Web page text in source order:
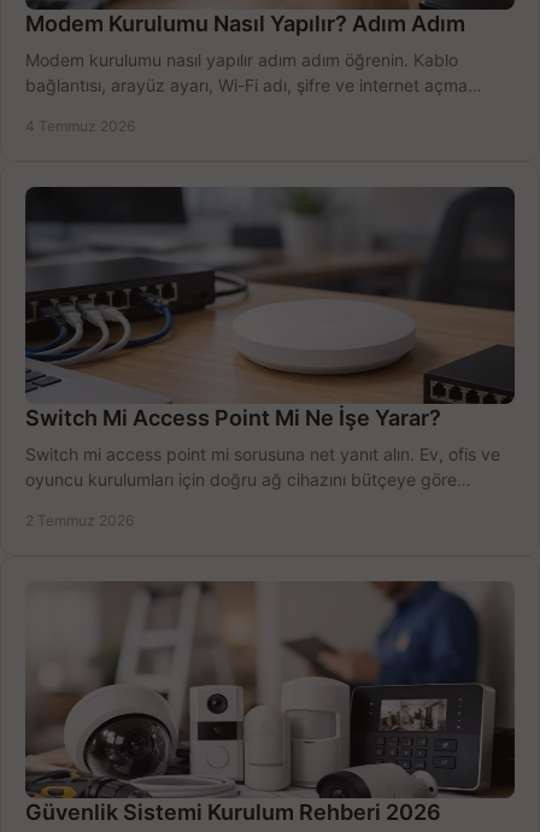
Modem Kurulumu Nasıl Yapılır? Adım Adım
Modem kurulumu nasıl yapılır adım adım öğrenin. Kablo
bağlantısı, arayüz ayarı, Wi-Fi adı, şifre ve internet açma
4 Temmuz 2026
Switch Mi Access Point Mi Ne İşe Yarar?
Switch mi access point mi sorusuna net yanıt alın. Ev, ofis ve
oyuncu kurulumları için doğru ağ cihazını bütçeye göre
2 Temmuz 2026
Güvenlik Sistemi Kurulum Rehberi 2026